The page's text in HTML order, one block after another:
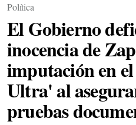
Política
El Gobierno
inocencia de
imputación en
Ultra' al
pruebas